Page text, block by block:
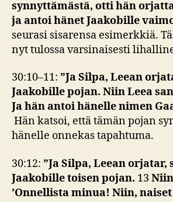
synnyttämästä, otti hän
ja antoi hänet Jaakobille
seurasi sisarensa esimerkkiä.
nyt tulossa varsinaisesti
30:10–11: ”Ja Silpa, Leean
Jaakobille pojan. Niin Leea
Ja hän antoi hänelle nimen
Hän katsoi, että tämän pojan
hänelle onnekas tapahtuma.
30:12: ”Ja Silpa, Leean orjatar,
Jaakobille toisen pojan. 13
’Onnellista minua! Niin,